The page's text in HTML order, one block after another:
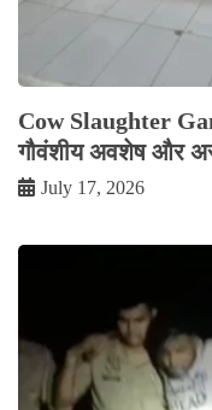
Cow Slaughter
गौवंशीय अवशेष और
July 17, 2026